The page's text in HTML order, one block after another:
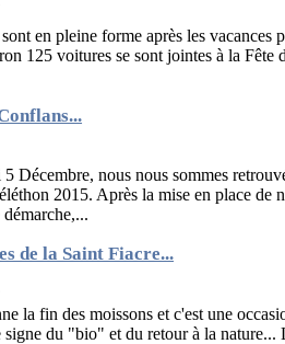
en pleine forme après les
125 voitures se sont jointes à la Fête
Décembre, nous nous sommes
2015. Après la mise en place de
de la Saint Fiacre...
la fin des moissons et c'est une
signe du "bio" et du retour à la